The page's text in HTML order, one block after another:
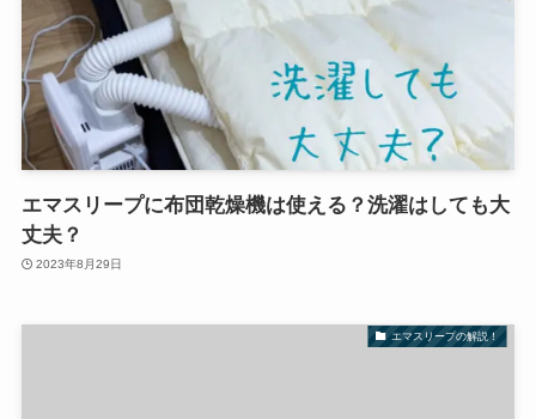
エマスリープに布団乾燥機は使える？洗濯はしても大
丈夫？
2023年8月29日
エマスリープの解説！